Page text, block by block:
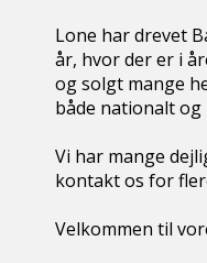
Lone har drevet
år, hvor der er i
og solgt mange
både nationalt
Vi har mange
kontakt os for
Velkommen til